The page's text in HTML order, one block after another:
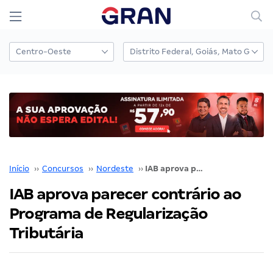
Início ›› Concursos ›› Nordeste ›› IAB aprova parecer contrário ao Programa de Regularização Tributária
IAB aprova parecer contrário ao
Programa de Regularização
Tributária